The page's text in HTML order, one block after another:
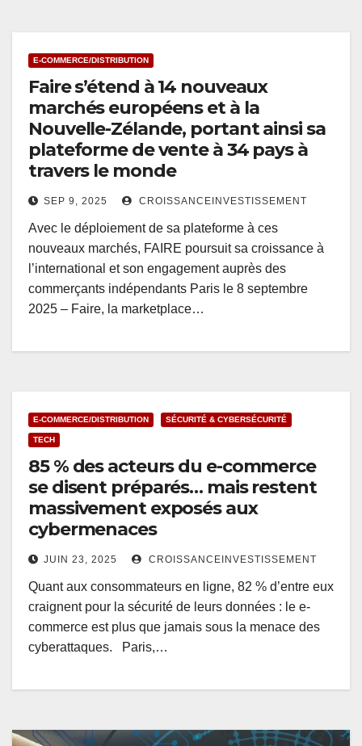
E-COMMERCE/DISTRIBUTION
Faire s’étend à 14 nouveaux
marchés européens et à la
Nouvelle-Zélande, portant ainsi sa
plateforme de vente à 34 pays à
travers le monde
SEP 9, 2025 CROISSANCEINVESTISSEMENT
Avec le déploiement de sa plateforme à ces
nouveaux marchés, FAIRE poursuit sa croissance à
l’international et son engagement auprès des
commerçants indépendants Paris le 8 septembre
2025 – Faire, la marketplace…
E-COMMERCE/DISTRIBUTION SÉCURITÉ & CYBERSÉCURITÉ
TECH
85 % des acteurs du e-commerce
se disent préparés… mais restent
massivement exposés aux
cybermenaces
JUIN 23, 2025 CROISSANCEINVESTISSEMENT
Quant aux consommateurs en ligne, 82 % d’entre eux
craignent pour la sécurité de leurs données : le e-
commerce est plus que jamais sous la menace des
cyberattaques. Paris,…